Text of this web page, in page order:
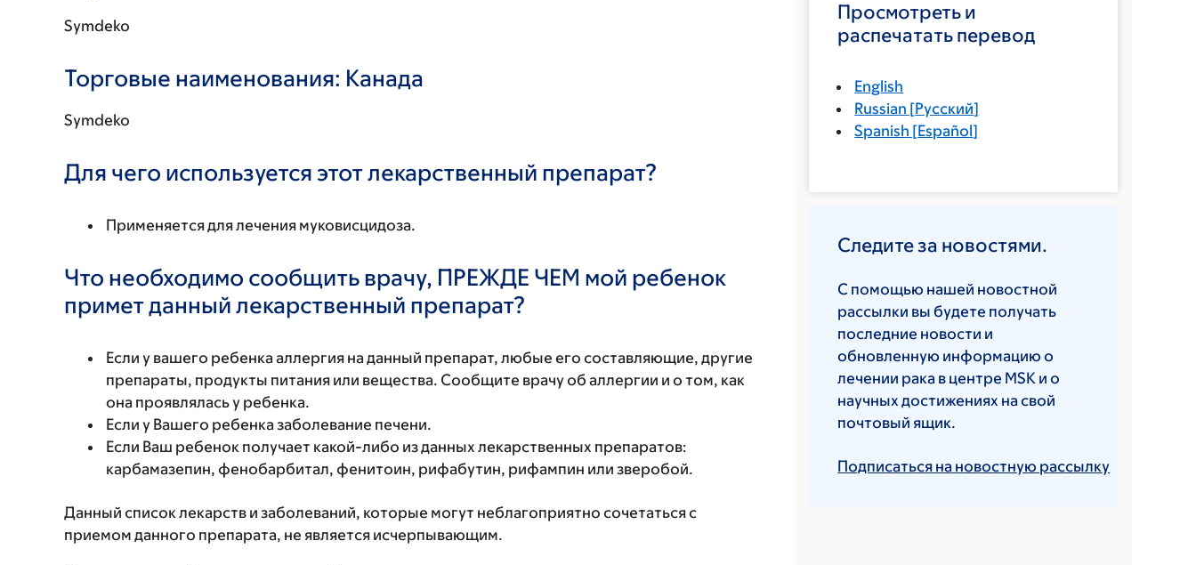
Symdeko
Торговые наименования: Канада
Symdeko
Для чего используется этот лекарственный препарат?
Применяется для лечения муковисцидоза.
Что необходимо сообщить врачу, ПРЕЖДЕ ЧЕМ мой ребенок
примет данный лекарственный препарат?
Если у вашего ребенка аллергия на данный препарат, любые его составляющие, другие
препараты, продукты питания или вещества. Сообщите врачу об аллергии и о том, как
она проявлялась у ребенка.
Если у Вашего ребенка заболевание печени.
Если Ваш ребенок получает какой-либо из данных лекарственных препаратов:
карбамазепин, фенобарбитал, фенитоин, рифабутин, рифампин или зверобой.
Данный список лекарств и заболеваний, которые могут неблагоприятно сочетаться с
приемом данного препарата, не является исчерпывающим.
Просмотреть и
распечатать перевод
English
Russian [Русский]
Spanish [Español]
Следите за новостями.
С помощью нашей новостной
рассылки вы будете получать
последние новости и
обновленную информацию о
лечении рака в центре MSK и о
научных достижениях на свой
почтовый ящик.
Подписаться на новостную рассылку